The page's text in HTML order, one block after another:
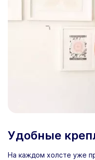
Удобные
На каждом холсте уже